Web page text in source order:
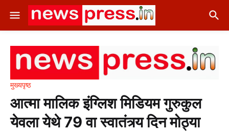
मुख्यपृष्ठ
आत्मा मालिक इंग्लिश मिडियम गुरुकुल
येवला येथे 79 वा स्वातंत्र्य दिन मोठ्या